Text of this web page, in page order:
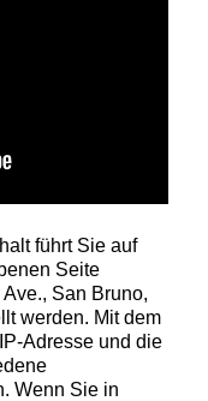
führt Sie auf
Seite
San Bruno,
werden. Mit dem
Adresse und die
Wenn Sie in